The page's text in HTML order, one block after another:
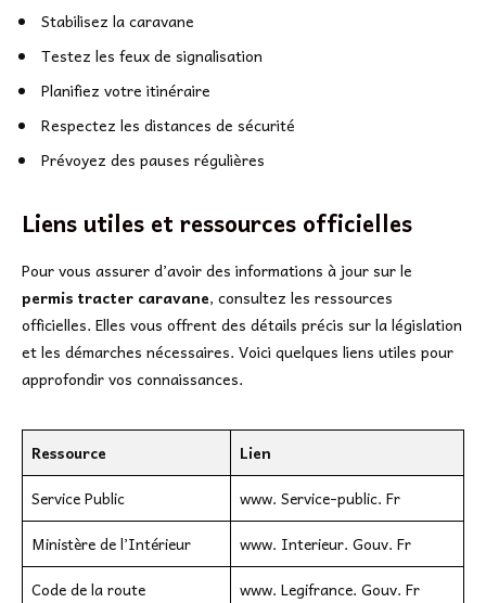
Stabilisez la caravane
Testez les feux de signalisation
Planifiez votre itinéraire
Respectez les distances de sécurité
Prévoyez des pauses régulières
Liens utiles et ressources officielles
Pour vous assurer d’avoir des informations à jour sur le
permis tracter caravane, consultez les ressources
officielles. Elles vous offrent des détails précis sur la législation
et les démarches nécessaires. Voici quelques liens utiles pour
approfondir vos connaissances.
Ressource
Lien
Service Public
www. Service-public. Fr
Ministère de l’Intérieur
www. Interieur. Gouv. Fr
Code de la route
www. Legifrance. Gouv. Fr